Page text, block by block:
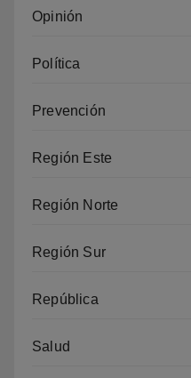
Opinión
Política
Prevención
Región Este
Región Norte
Región Sur
República
Salud